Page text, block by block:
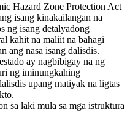
Hazard Zone Protection Act
isang kinakailangan na
ng isang detalyadong
kahit na maliit na bahagi
ang nasa isang dalisdis.
ay nagbibigay na ng
ng iminungkahing
upang matiyak na ligtas
sa laki mula sa mga istruktura